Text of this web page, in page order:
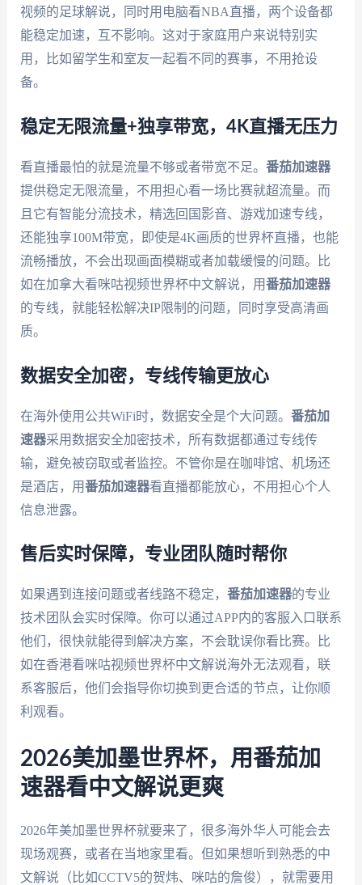
视频的足球解说，同时用电脑看NBA直播，两个设备都
能稳定加速，互不影响。这对于家庭用户来说特别实
用，比如留学生和室友一起看不同的赛事，不用抢设
备。
稳定无限流量+独享带宽，4K直播无压力
看直播最怕的就是流量不够或者带宽不足。 番茄加速器
提供稳定无限流量，不用担心看一场比赛就超流量。而
且它有智能分流技术，精选回国影音、游戏加速专线，
还能独享100M带宽，即使是4K画质的世界杯直播，也能
流畅播放，不会出现画面模糊或者加载缓慢的问题。比
如在加拿大看咪咕视频世界杯中文解说，用番茄加速器
的专线，就能轻松解决IP限制的问题，同时享受高清画
质。
数据安全加密，专线传输更放心
在海外使用公共WiFi时，数据安全是个大问题。 番茄加
速器采用数据安全加密技术，所有数据都通过专线传
输，避免被窃取或者监控。不管你是在咖啡馆、机场还
是酒店，用番茄加速器看直播都能放心，不用担心个人
信息泄露。
售后实时保障，专业团队随时帮你
如果遇到连接问题或者线路不稳定， 番茄加速器的专业
技术团队会实时保障。你可以通过APP内的客服入口联系
他们，很快就能得到解决方案，不会耽误你看比赛。比
如在香港看咪咕视频世界杯中文解说海外无法观看，联
系客服后，他们会指导你切换到更合适的节点，让你顺
利观看。
2026美加墨世界杯，用番茄加
速器看中文解说更爽
2026年美加墨世界杯就要来了，很多海外华人可能会去
现场观赛，或者在当地家里看。但如果想听到熟悉的中
文解说（比如CCTV5的贺炜、咪咕的詹俊），就需要用